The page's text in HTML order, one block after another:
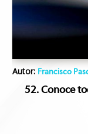
Autor: Francisco
52. Conoce